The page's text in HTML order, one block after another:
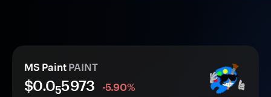
MS Paint PAINT
$0.055973
-5.90%